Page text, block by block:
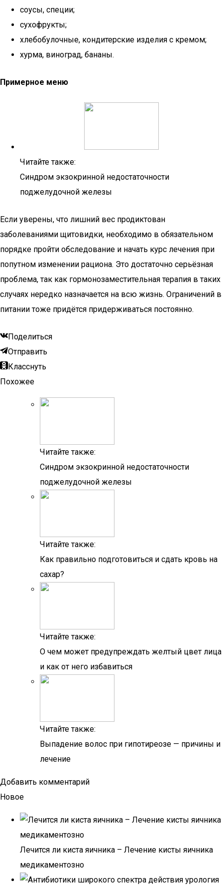
соусы, специи;
сухофрукты;
хлебобулочные, кондитерские изделия с кремом;
хурма, виноград, бананы.
Примерное меню
Читайте также:
Синдром экзокринной недостаточности
поджелудочной железы
Если уверены, что лишний вес продиктован
заболеваниями щитовидки, необходимо в обязательном
порядке пройти обследование и начать курс лечения при
попутном изменении рациона. Это достаточно серьёзная
проблема, так как гормонозаместительная терапия в таких
случаях нередко назначается на всю жизнь. Ограничений в
питании тоже придётся придерживаться постоянно.
Поделиться
Отправить
Класснуть
Похожее
Читайте также:
Синдром экзокринной недостаточности
поджелудочной железы
Читайте также:
Как правильно подготовиться и сдать кровь на
сахар?
Читайте также:
О чем может предупреждать желтый цвет лица
и как от него избавиться
Читайте также:
Выпадение волос при гипотиреозе — причины и
лечение
Добавить комментарий
Новое
Лечится ли киста яичника – Лечение кисты яичника
медикаментозно